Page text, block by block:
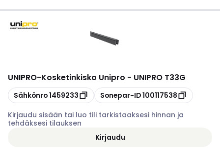
UNIPRO-Kosketinkisko Unipro - UNIPRO T33G
Kopioi
Sähkönro1459233 Kopioi
Sonepar-ID100117538
Kirjaudu sisään tai luo tili tarkistaaksesi hinnan ja
tehdäksesi tilauksen
Kirjaudu